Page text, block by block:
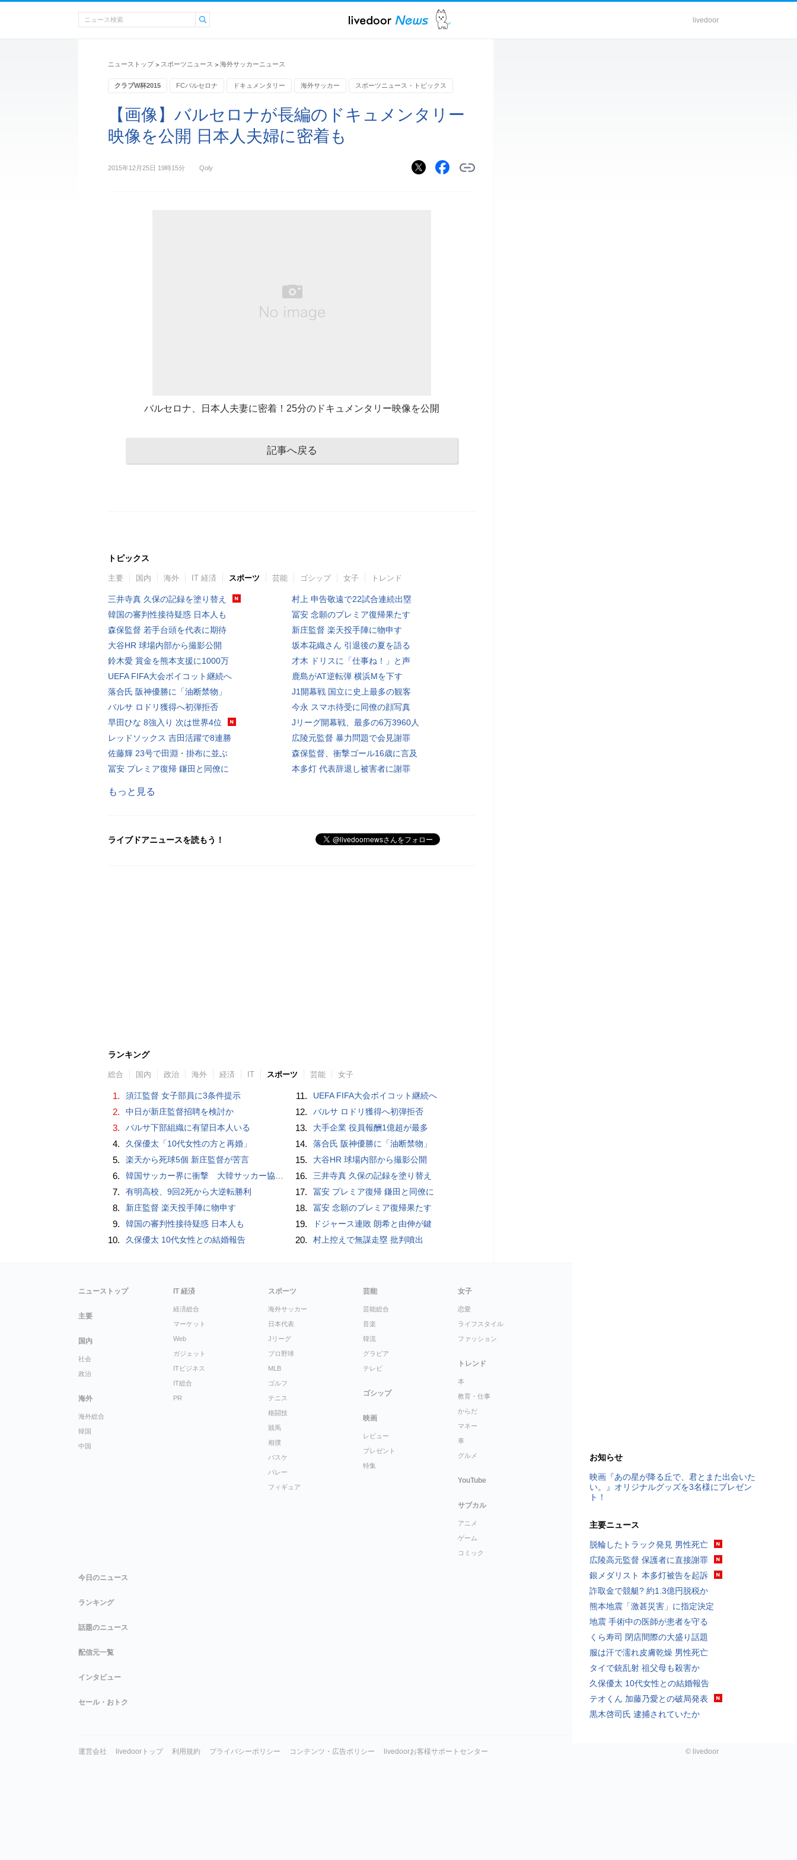
livedoor
ニューストップ > スポーツニュース > 海外サッカーニュース
クラブW杯2015 FCバルセロナ ドキュメンタリー 海外サッカー スポーツニュース・トピックス
【画像】バルセロナが長編のドキュメンタリー
映像を公開 日本人夫婦に密着も
2015年12月25日 19時15分 Qoly
バルセロナ、日本人夫妻に密着！25分のドキュメンタリー映像を公開
記事へ戻る
トピックス
主要 国内 海外 IT 経済 スポーツ 芸能 ゴシップ 女子 トレンド
三井寺真 久保の記録を塗り替え
韓国の審判性接待疑惑 日本人も
森保監督 若手台頭を代表に期待
大谷HR 球場内部から撮影公開
鈴木愛 賞金を熊本支援に1000万
UEFA FIFA大会ボイコット継続へ
落合氏 阪神優勝に「油断禁物」
バルサ ロドリ獲得へ初弾拒否
早田ひな 8強入り 次は世界4位
レッドソックス 吉田活躍で8連勝
佐藤輝 23号で田淵・掛布に並ぶ
冨安 プレミア復帰 鎌田と同僚に
村上 申告敬遠で22試合連続出塁
冨安 念願のプレミア復帰果たす
新庄監督 楽天投手陣に物申す
坂本花織さん 引退後の夏を語る
才木 ドリスに「仕事ね！」と声
鹿島がAT逆転弾 横浜Mを下す
J1開幕戦 国立に史上最多の観客
今永 スマホ待受に同僚の顔写真
Jリーグ開幕戦、最多の6万3960人
広陵元監督 暴力問題で会見謝罪
森保監督、衝撃ゴール16歳に言及
本多灯 代表辞退し被害者に謝罪
もっと見る
ライブドアニュースを読もう！
ランキング
総合 国内 政治 海外 経済 IT スポーツ 芸能 女子
1. 須江監督 女子部員に3条件提示
2. 中日が新庄監督招聘を検討か
3. バルサ下部組織に有望日本人いる
4. 久保優太「10代女性の方と再婚」
5. 楽天から死球5個 新庄監督が苦言
6. 韓国サッカー界に衝撃 大韓サッカー協会に外国人審判への“性的接待”疑惑 韓国メディアが報道
7. 有明高校、9回2死から大逆転勝利
8. 新庄監督 楽天投手陣に物申す
9. 韓国の審判性接待疑惑 日本人も
10. 久保優太 10代女性との結婚報告
11. UEFA FIFA大会ボイコット継続へ
12. バルサ ロドリ獲得へ初弾拒否
13. 大手企業 役員報酬1億超が最多
14. 落合氏 阪神優勝に「油断禁物」
15. 大谷HR 球場内部から撮影公開
16. 三井寺真 久保の記録を塗り替え
17. 冨安 プレミア復帰 鎌田と同僚に
18. 冨安 念願のプレミア復帰果たす
19. ドジャース連敗 朗希と由伸が鍵
20. 村上控えで無謀走塁 批判噴出
お知らせ
映画『あの星が降る丘で、君とまた出会いた
い。』オリジナルグッズを3名様にプレゼン
ト！
主要ニュース
脱輪したトラック発見 男性死亡
広陵高元監督 保護者に直接謝罪
銀メダリスト 本多灯被告を起訴
詐取金で競艇? 約1.3億円脱税か
熊本地震「激甚災害」に指定決定
地震 手術中の医師が患者を守る
くら寿司 閉店間際の大盛り話題
服は汗で濡れ皮膚乾燥 男性死亡
タイで銃乱射 祖父母も殺害か
久保優太 10代女性との結婚報告
テオくん 加藤乃愛との破局発表
黒木啓司氏 逮捕されていたか
ニューストップ
主要
国内
社会
政治
海外
海外総合
韓国
中国
IT 経済
経済総合
マーケット
Web
ガジェット
ITビジネス
IT総合
PR
スポーツ
海外サッカー
日本代表
Jリーグ
プロ野球
MLB
ゴルフ
テニス
格闘技
競馬
相撲
バスケ
バレー
フィギュア
芸能
芸能総合
音楽
韓流
グラビア
テレビ
ゴシップ
映画
レビュー
プレゼント
特集
女子
恋愛
ライフスタイル
ファッション
トレンド
本
教育・仕事
からだ
マネー
車
グルメ
YouTube
サブカル
アニメ
ゲーム
コミック
今日のニュース
ランキング
話題のニュース
配信元一覧
インタビュー
セール・おトク
運営会社 livedoorトップ 利用規約 プライバシーポリシー コンテンツ・広告ポリシー livedoorお客様サポートセンター © livedoor